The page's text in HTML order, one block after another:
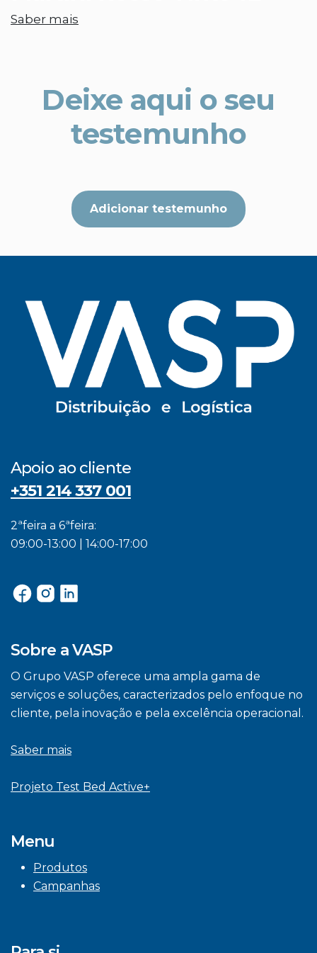
Saber mais
Deixe aqui o seu
testemunho
Adicionar testemunho
Apoio ao cliente
+351 214 337 001
2ªfeira a 6ªfeira:
09:00-13:00 | 14:00-17:00
Sobre a VASP
O Grupo VASP oferece uma ampla gama de
serviços e soluções, caracterizados pelo enfoque no
cliente, pela inovação e pela excelência operacional.
Saber mais
Projeto Test Bed Active+
Menu
Produtos
Campanhas